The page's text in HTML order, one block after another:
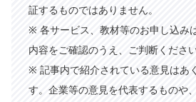
証するものではありません。
※ 各サービス、教材等のお申し込み
内容をご確認のうえ、ご判断ください
※ 記事内で紹介されている意見はあ
す。企業等の意見を代表するものや